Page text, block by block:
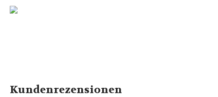
Kundenrezensionen